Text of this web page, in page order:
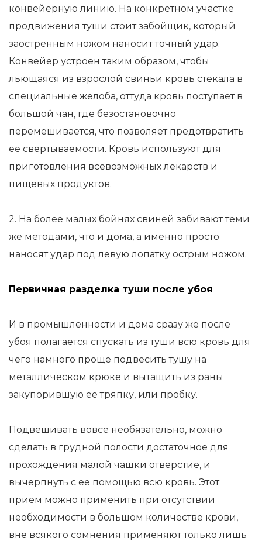
конвейерную линию. На конкретном участке
продвижения туши стоит забойщик, который
заостренным ножом наносит точный удар.
Конвейер устроен таким образом, чтобы
льющаяся из взрослой свиньи кровь стекала в
специальные желоба, оттуда кровь поступает в
большой чан, где безостановочно
перемешивается, что позволяет предотвратить
ее свертываемости. Кровь используют для
приготовления всевозможных лекарств и
пищевых продуктов.
2. На более малых бойнях свиней забивают теми
же методами, что и дома, а именно просто
наносят удар под левую лопатку острым ножом.
Первичная разделка туши после убоя
И в промышленности и дома сразу же после
убоя полагается спускать из туши всю кровь для
чего намного проще подвесить тушу на
металлическом крюке и вытащить из раны
закупорившую ее тряпку, или пробку.
Подвешивать вовсе необязательно, можно
сделать в грудной полости достаточное для
прохождения малой чашки отверстие, и
вычерпнуть с ее помощью всю кровь. Этот
прием можно применить при отсутствии
необходимости в большом количестве крови,
вне всякого сомнения применяют только лишь